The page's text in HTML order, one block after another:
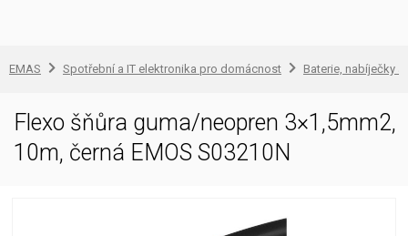
EMAS Spotřební a IT elektronika pro domácnost Baterie, nabíječky
Flexo šňůra guma/neopren 3×1,5mm2,
10m, černá EMOS S03210N